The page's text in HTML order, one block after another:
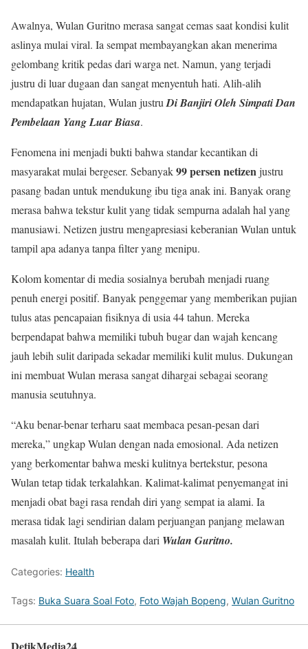
Awalnya, Wulan Guritno merasa sangat cemas saat kondisi kulit
aslinya mulai viral. Ia sempat membayangkan akan menerima
gelombang kritik pedas dari warga net. Namun, yang terjadi
justru di luar dugaan dan sangat menyentuh hati. Alih-alih
mendapatkan hujatan, Wulan justru Di Banjiri Oleh Simpati Dan
Pembelaan Yang Luar Biasa.
Fenomena ini menjadi bukti bahwa standar kecantikan di
masyarakat mulai bergeser. Sebanyak99 persen netizenjustru
pasang badan untuk mendukung ibu tiga anak ini. Banyak orang
merasa bahwa tekstur kulit yang tidak sempurna adalah hal yang
manusiawi. Netizen justru mengapresiasi keberanian Wulan untuk
tampil apa adanya tanpa filter yang menipu.
Kolom komentar di media sosialnya berubah menjadi ruang
penuh energi positif. Banyak penggemar yang memberikan pujian
tulus atas pencapaian fisiknya di usia 44 tahun. Mereka
berpendapat bahwa memiliki tubuh bugar dan wajah kencang
jauh lebih sulit daripada sekadar memiliki kulit mulus. Dukungan
ini membuat Wulan merasa sangat dihargai sebagai seorang
manusia seutuhnya.
“Aku benar-benar terharu saat membaca pesan-pesan dari
mereka,” ungkap Wulan dengan nada emosional. Ada netizen
yang berkomentar bahwa meski kulitnya bertekstur, pesona
Wulan tetap tidak terkalahkan. Kalimat-kalimat penyemangat ini
menjadi obat bagi rasa rendah diri yang sempat ia alami. Ia
merasa tidak lagi sendirian dalam perjuangan panjang melawan
masalah kulit. Itulah beberapa dari Wulan Guritno.
Categories: Health
Tags: Buka Suara Soal Foto, Foto Wajah Bopeng, Wulan Guritno
DetikMedia24